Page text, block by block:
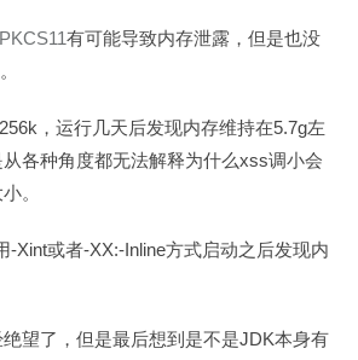
有可能导致内存泄露，但是也没
256k ，运行几天后发现内存维持在5.7g左
各种角度都无法解释为什么xss调小会
。
-Xint或者-XX:-Inline方式启动之后发现内
望了，但是最后想到是不是JDK本身有